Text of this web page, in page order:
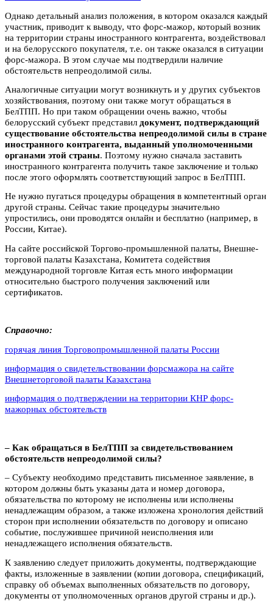
Однако детальный анализ положения, в котором оказался каждый
участник, приводит к выводу, что форс-мажор, который возник
на территории страны иностранного контрагента, воздействовал
и на белорусского покупателя, т.е. он также оказался в ситуации
форс-мажора. В этом случае мы подтвердили наличие
обстоятельств непреодолимой силы.
Аналогичные ситуации могут возникнуть и у других субъектов
хозяйствования, поэтому они также могут обращаться в
БелТПП. Но при таком обращении очень важно, чтобы
белорусский субъект представил документ, подтверждающий
существование обстоятельства непреодолимой силы в стране
иностранного контрагента, выданный уполномоченными
органами этой страны. Поэтому нужно сначала заставить
иностранного контрагента получить такое заключение и только
после этого оформлять соответствующий запрос в БелТПП.
Не нужно пугаться процедуры обращения в компетентный орган
другой страны. Сейчас такие процедуры значительно
упростились, они проводятся онлайн и бесплатно (например, в
России, Китае).
На сайте российской Торгово-промышленной палаты, Внешне­
торговой палаты Казахстана, Комитета содействия
международной торговле Китая есть много информации
относительно быстрого получения заключений или
сертификатов.
Справочно:
горячая линия Торгово­промышленной палаты России
информация о свидетельствовании форс­мажора на сайте
Внешне­торговой палаты Казахстана
информация о подтверждении на территории КНР форс­
мажорных обстоятельств
– Как обращаться в БелТПП за свидетельствованием
обстоятельств непреодолимой силы?
– Субъекту необходимо представить письменное заявление, в
котором должны быть указаны дата и номер договора,
обязательства по которому не исполнены или исполнены
ненадлежащим образом, а также изложена хронология действий
сторон при исполнении обязательств по договору и описано
событие, послужившее причиной неисполнения или
ненадлежащего исполнения обязательств.
К заявлению следует приложить документы, подтверждающие
факты, изложенные в заявлении (копии договора, спецификаций,
справку об объемах выполненных обязательств по договору,
документы от уполномоченных органов другой страны и др.).